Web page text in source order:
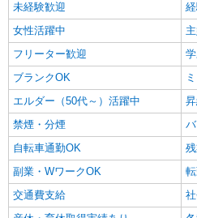
未経験歓迎
女性活躍中
フリーター歓迎
ブランクOK
エルダー（50代～）活躍中
禁煙・分煙
自転車通勤OK
副業・WワークOK
交通費支給